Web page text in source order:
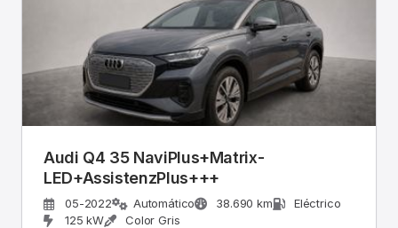
Audi Q4 35 NaviPlus+Matrix-
LED+AssistenzPlus+++
05-2022 Automático 38.690 km
Eléctrico
125 kW
Color Gris